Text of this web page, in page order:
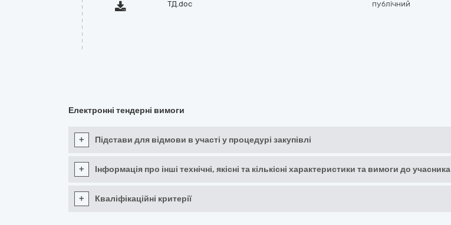
ТД.doc публічний
Електронні тендерні вимоги
+ Підстави для відмови в участі у процедурі закупівлі
+ Інформація про інші технічні, якісні та кількісні характеристики та вимоги до учасника
+ Кваліфікаційні критерії